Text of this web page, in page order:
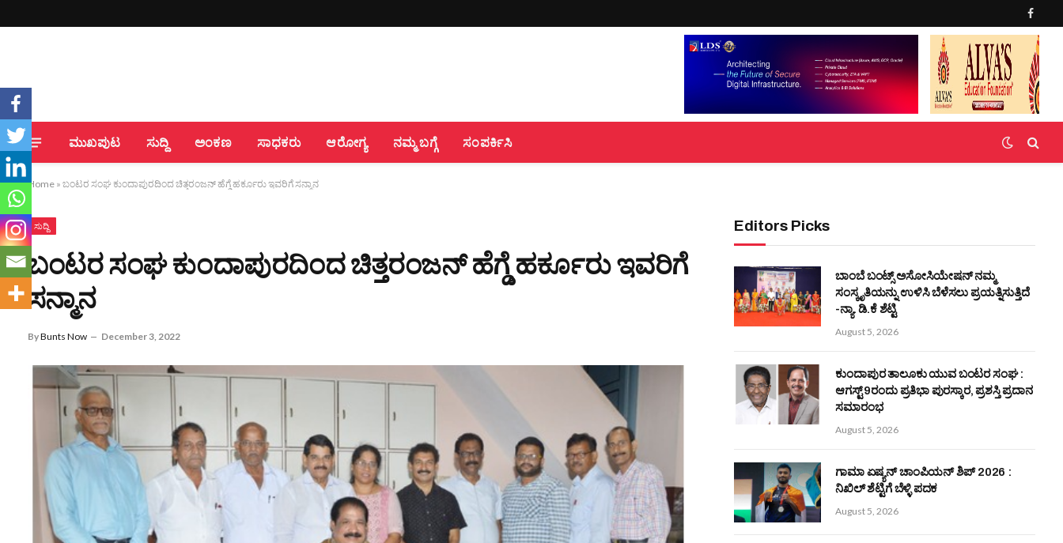
ಮುಖಪುಟ ಸುದ್ದಿ ಅಂಕಣ ಸಾಧಕರು ಆರೋಗ್ಯ ನಮ್ಮ ಬಗ್ಗೆ ಸಂಪರ್ಕಿಸಿ
Home » ಬಂಟರ ಸಂಘ ಕುಂದಾಪುರದಿಂದ ಚಿತ್ತರಂಜನ್ ಹೆಗ್ಡೆ ಹರ್ಕೂರು ಇವರಿಗೆ ಸನ್ಮಾನ
ಸುದ್ದಿ
ಬಂಟರ ಸಂಘ ಕುಂದಾಪುರದಿಂದ ಚಿತ್ತರಂಜನ್ ಹೆಗ್ಡೆ ಹರ್ಕೂರು ಇವರಿಗೆ
ಸನ್ಮಾನ
ByBunts Now December 3, 2022
Editors Picks
ಬಾಂಬೆ ಬಂಟ್ಸ್ ಅಸೋಸಿಯೇಷನ್ ನಮ್ಮ
ಸಂಸ್ಕೃತಿಯನ್ನು ಉಳಿಸಿ ಬೆಳೆಸಲು ಪ್ರಯತ್ನಿಸುತ್ತಿದೆ
-ನ್ಯಾ. ಡಿ.ಕೆ ಶೆಟ್ಟಿ
August 5, 2026
ಕುಂದಾಪುರ ತಾಲೂಕು ಯುವ ಬಂಟರ ಸಂಘ :
ಆಗಸ್ಟ್ 9ರಂದು ಪ್ರತಿಭಾ ಪುರಸ್ಕಾರ, ಪ್ರಶಸ್ತಿ ಪ್ರದಾನ
ಸಮಾರಂಭ
August 5, 2026
ಗಾಮಾ ಏಷ್ಯನ್ ಚಾಂಪಿಯನ್‌ ಶಿಪ್‌ 2026 :
ನಿಖಿಲ್ ಶೆಟ್ಟಿಗೆ ಬೆಳ್ಳಿ ಪದಕ
August 5, 2026